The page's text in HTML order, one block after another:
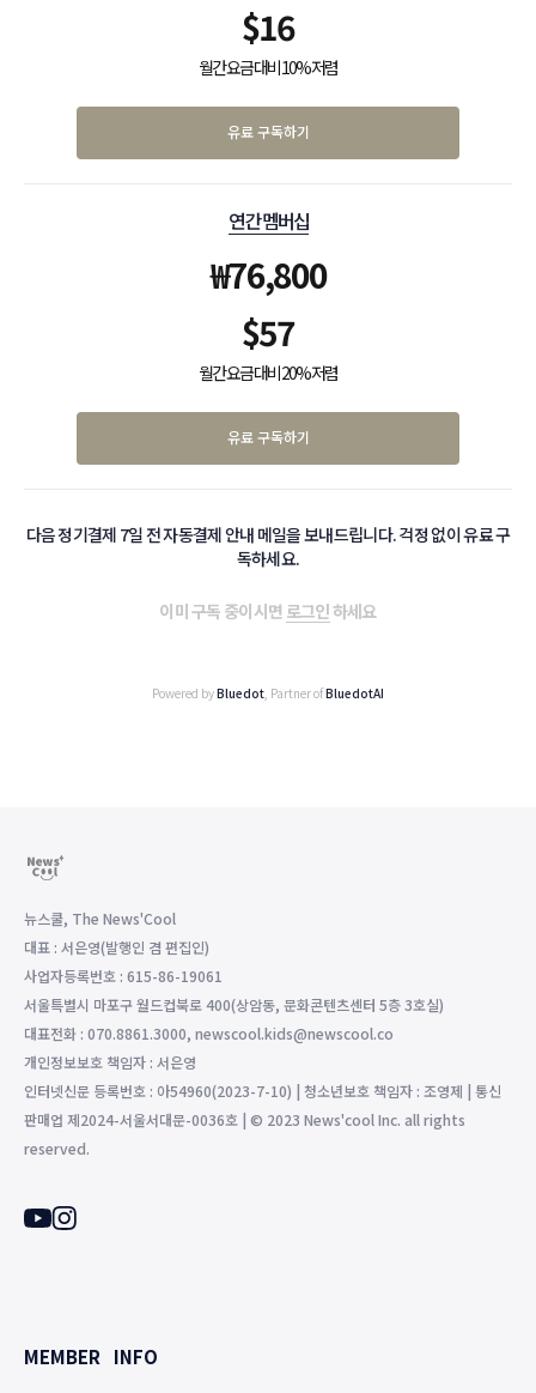
$16
월간 요금 대비 10% 저렴
유료 구독하기
연간 멤버십
₩76,800
$57
월간 요금 대비 20% 저렴
유료 구독하기
다음 정기결제 7일 전 자동결제 안내 메일을 보내드립니다. 걱정 없이 유료 구
독하세요.
이미 구독 중이시면 로그인하세요
Powered byBluedot , Partner ofBluedotAI
뉴스쿨, The News'Cool
대표 : 서은영(발행인 겸 편집인)
사업자등록번호 : 615-86-19061
서울특별시 마포구 월드컵북로 400(상암동, 문화콘텐츠센터 5층 3호실)
대표전화 : 070.8861.3000, newscool.kids@newscool.co
개인정보보호 책임자 : 서은영
인터넷신문 등록번호 : 아54960(2023-7-10) | 청소년보호 책임자 : 조영제 | 통신
판매업 제2024-서울서대문-0036호 | © 2023 News'cool Inc. all rights
reserved.
MEMBER INFO